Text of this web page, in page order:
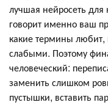
лучшая нейросеть для
говорит именно ваш
какие термины любит,
слабыми. Поэтому
человеческий:
заменить слишком
пустышки, вставить